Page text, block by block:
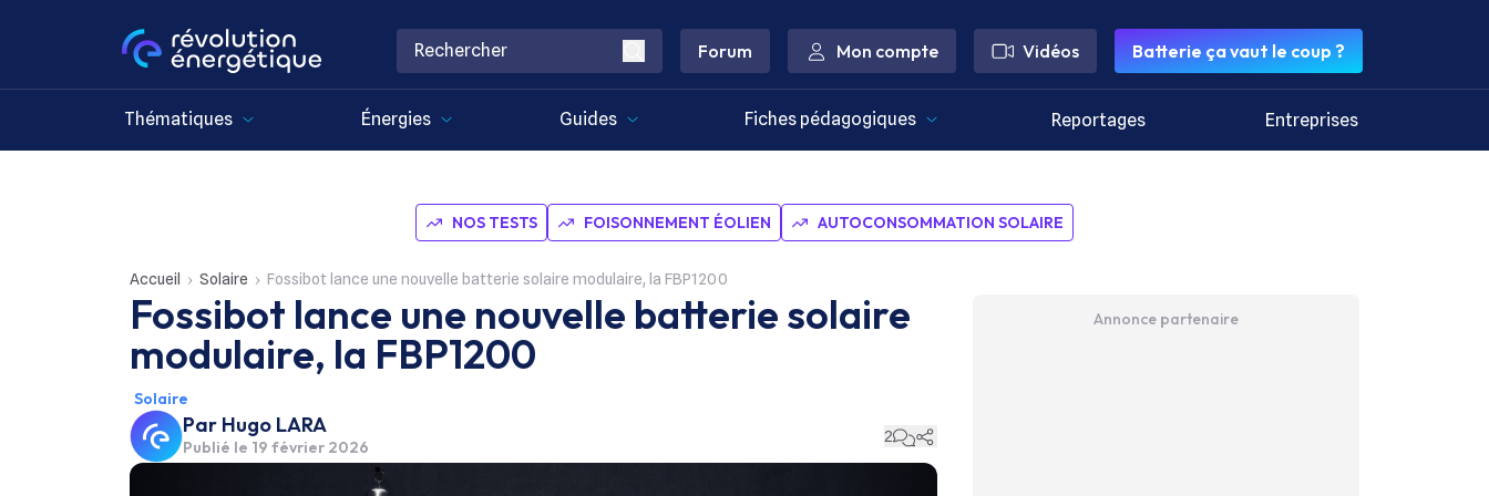
Forum Mon compte Vidéos Batterie ça vaut le coup ?
Thématiques Énergies Guides Fiches pédagogiques Reportages Entreprises
NOS TESTS FOISONNEMENT ÉOLIEN AUTOCONSOMMATION SOLAIRE
Accueil Solaire Fossibot lance une nouvelle batterie solaire modulaire, la FBP1200
Fossibot lance une nouvelle batterie solaire
modulaire, la FBP1200
Solaire
Par Hugo LARA
Publié le 19 février 2026
2
Annonce partenaire